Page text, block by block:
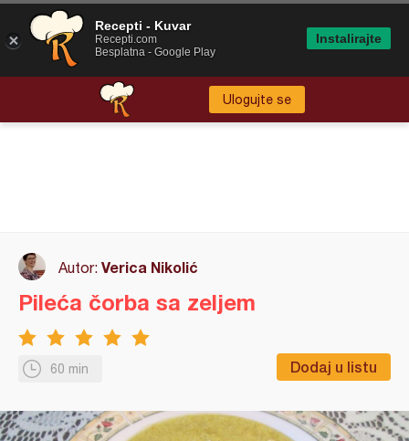
Ulogujte se
Autor: Verica Nikolić
60 min Dodaj u listu
Pileća čorba sa zeljem
Recepti - Kuvar
Recepti.com
Besplatna - Google Play
Instalirajte